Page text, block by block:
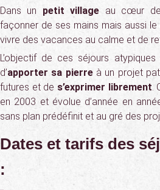
Dans un petit village au cœur de
façonner de ses mains mais aussi
vivre des vacances au calme et de
L’objectif de ces séjours
d’apporter sa pierreà un projet
futures et de s’exprimer librement.
en 2003 et évolue d’année en
sans plan prédéfinit et au gré des
Dates et tarifs des
: